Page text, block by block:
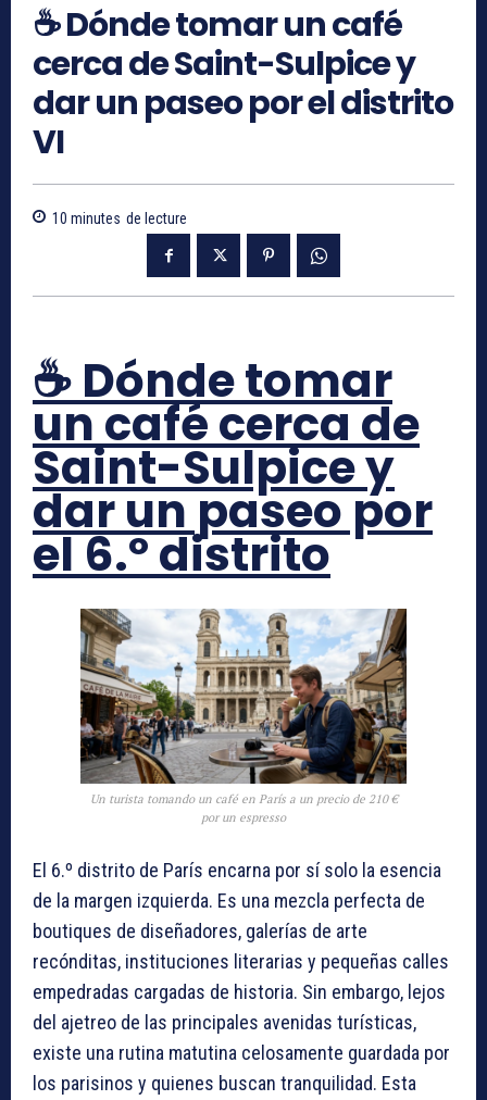
☕ Dónde tomar un café
cerca de Saint-Sulpice y
dar un paseo por el distrito
VI
10 minutes de lecture
☕ Dónde tomar
un café cerca de
Saint-Sulpice y
dar un paseo por
el 6.º distrito
Un turista tomando un café en París a un precio de 210 €
por un espresso
El 6.º distrito de París encarna por sí solo la esencia
de la margen izquierda. Es una mezcla perfecta de
boutiques de diseñadores, galerías de arte
recónditas, instituciones literarias y pequeñas calles
empedradas cargadas de historia. Sin embargo, lejos
del ajetreo de las principales avenidas turísticas,
existe una rutina matutina celosamente guardada por
los parisinos y quienes buscan tranquilidad. Esta